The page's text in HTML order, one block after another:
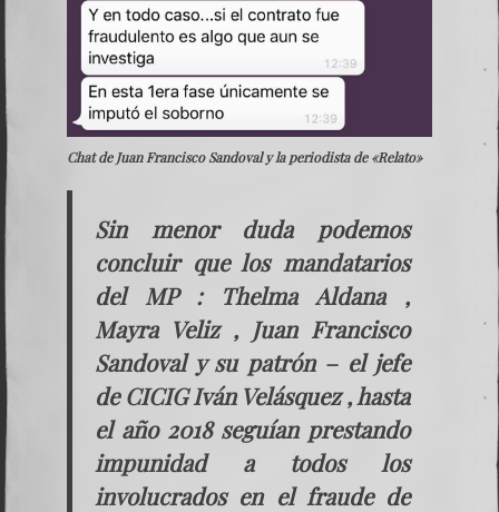
Chat de Juan Francisco Sandoval y la periodista de «Relato»
Sin menor duda podemos
concluir que los mandatarios
del MP : Thelma Aldana ,
Mayra Veliz , Juan Francisco
Sandovaly su patrón – el jefe
de CICIG Iván Velásquez , hasta
el año 2018 seguían prestando
impunidad a todos los
involucrados en el fraude de